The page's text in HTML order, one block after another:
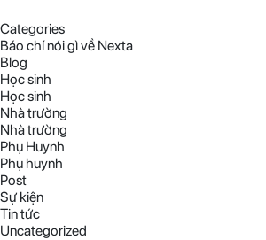
Categories
Báo chí nói gì về Nexta
Blog
Học sinh
Học sinh
Nhà trường
Nhà trường
Phụ Huynh
Phụ huynh
Post
Sự kiện
Tin tức
Uncategorized